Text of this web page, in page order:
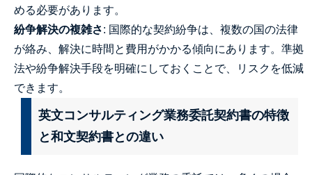
める必要があります。
紛争解決の複雑さ: 国際的な契約紛争は、複数の国の法律
が絡み、解決に時間と費用がかかる傾向にあります。準拠
法や紛争解決手段を明確にしておくことで、リスクを低減
できます。
英文コンサルティング業務委託契約書の特徴
と和文契約書との違い